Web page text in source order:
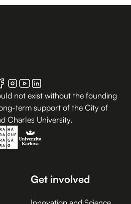
not exist without the founding
term support of the City of
Charles University.
Get involved